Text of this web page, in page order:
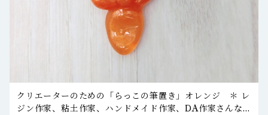
クリエーターのための「らっこの筆置き」オレンジ ＊ レ
ジン作家、粘土作家、ハンドメイド作家、DA作家さんな